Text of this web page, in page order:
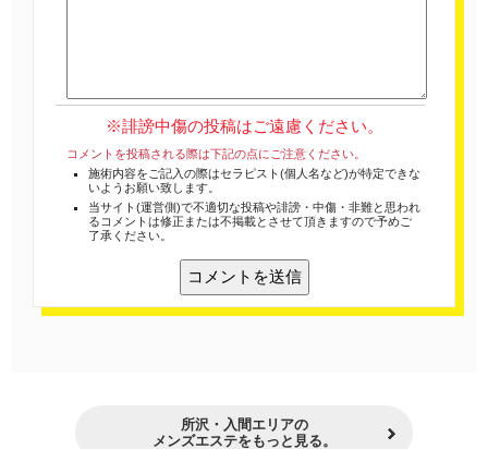
※誹謗中傷の投稿はご遠慮ください。
コメントを投稿される際は下記の点にご注意ください。
施術内容をご記入の際はセラピスト(個人名など)が特定できな
いようお願い致します。
当サイト(運営側)で不適切な投稿や誹謗・中傷・非難と思われ
るコメントは修正または不掲載とさせて頂きますので予めご
了承ください。
所沢・入間エリアの
メンズエステをもっと見る。